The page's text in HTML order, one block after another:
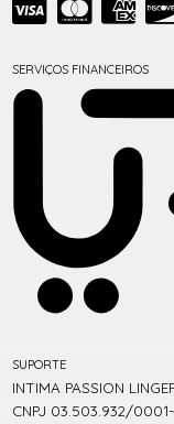
SERVIÇOS FINANCEIROS
SUPORTE
INTIMA PASSION
CNPJ 03.503.932/